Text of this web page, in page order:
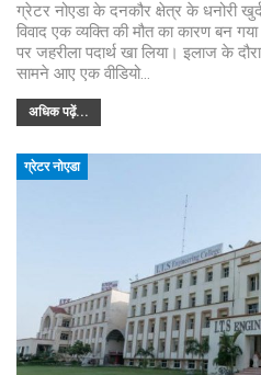
ग्रेटर नोएडा के दनकौर क्षेत्र के धनोरी
विवाद एक व्यक्ति की मौत का कारण बन
पर जहरीला पदार्थ खा लिया। इलाज के
सामने आए एक वीडियो…
अधिक पढ़ें...
ग्रेटर नोएडा